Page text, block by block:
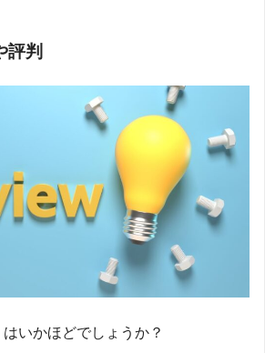
評判
いかほどでしょうか？